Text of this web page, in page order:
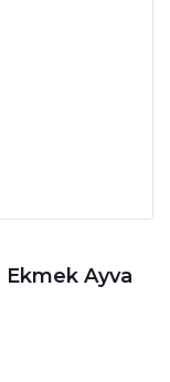
Ekmek Ayva